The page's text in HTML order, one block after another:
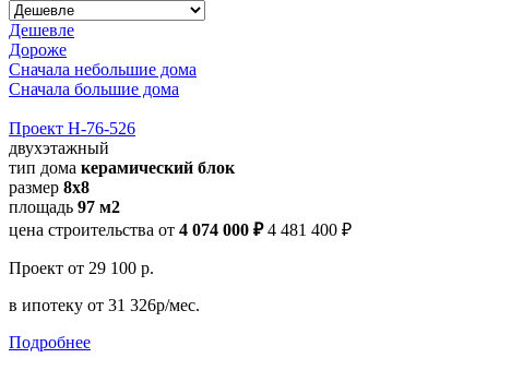
Дешевле
Дороже
Сначала небольшие дома
Сначала большие дома
Проект Н-76-526
двухэтажный
тип дома керамический блок
размер 8х8
площадь 97 м2
цена строительства от 4 074 000 ₽ 4 481 400 ₽
Проект от 29 100 р.
в ипотеку от 31 326р/мес.
Подробнее